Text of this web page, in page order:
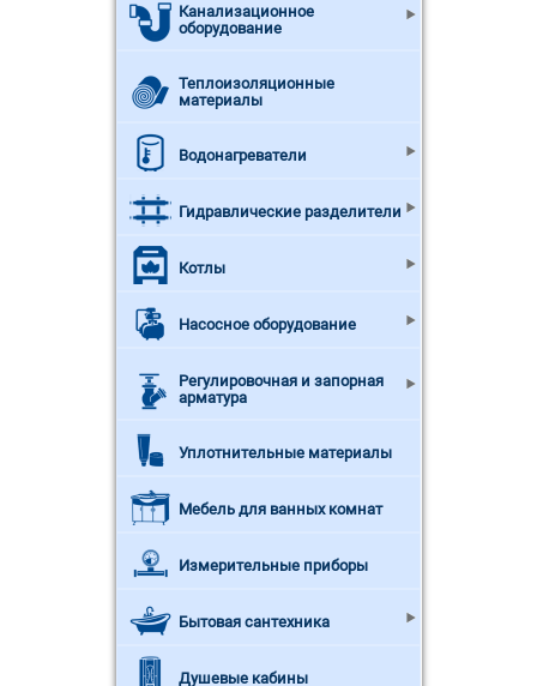
Канализационное
оборудование
Теплоизоляционные
материалы
Водонагреватели
Гидравлические разделители
Котлы
Насосное оборудование
Регулировочная и запорная
арматура
Уплотнительные материалы
Мебель для ванных комнат
Измерительные приборы
Бытовая сантехника
Душевые кабины